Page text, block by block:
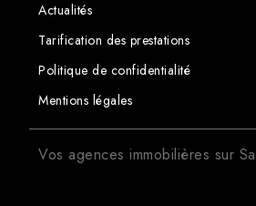
Actualités
Tarification des prestations
Politique de confidentialité
Mentions légales
Vos agences immobilières sur